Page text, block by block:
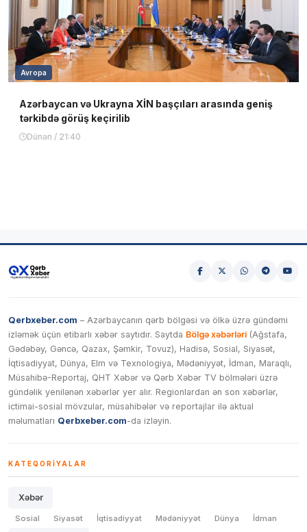
Avropa
Azərbaycan və Ukrayna XİN başçıları arasında geniş
tərkibdə görüş keçirilib
Dünən / 21:40
Qerbxeber.com – Azərbaycanın qərb bölgəsi və ölkə üzrə gündəmi
izləmək üçün etibarlı xəbər saytıdır. Saytda Bölgə xəbərləri (Ağstafa,
Gədəbəy, Gəncə, Qazax, Şəmkir, Tovuz), Hadisə, Sosial, Siyasət,
İqtisadiyyat, Dünya, Elm və Texnologiya, Mədəniyyət, İdman, Maraqlı,
Müsahibə-Reportaj, QHT Xəbər və Qərb Xəbər TV bölmələri üzrə
gündəlik yenilənən xəbərlər yer alır. Regionlardan ən son xəbərlər,
ictimai-sosial mövzular, müsahibələr və reportajlar ilə aktual
məlumatları Qerbxeber.com-da izləyin.
KATEQORIYALAR
Xəbər
Sosial Siyasət İqtisadiyyat Mədəniyyət Dünya İdman